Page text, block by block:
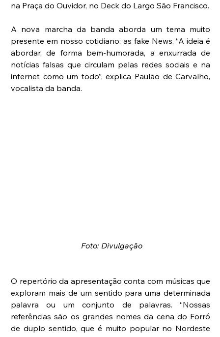
na Praça do Ouvidor, no Deck do Largo São Francisco.
A nova marcha da banda aborda um tema muito
presente em nosso cotidiano: as fake News. “A ideia é
abordar, de forma bem-humorada, a enxurrada de
notícias falsas que circulam pelas redes sociais e na
internet como um todo”, explica Paulão de Carvalho,
vocalista da banda.
Foto: Divulgação
O repertório da apresentação conta com músicas que
exploram mais de um sentido para uma determinada
palavra ou um conjunto de palavras. “Nossas
referências são os grandes nomes da cena do Forró
de duplo sentido, que é muito popular no Nordeste